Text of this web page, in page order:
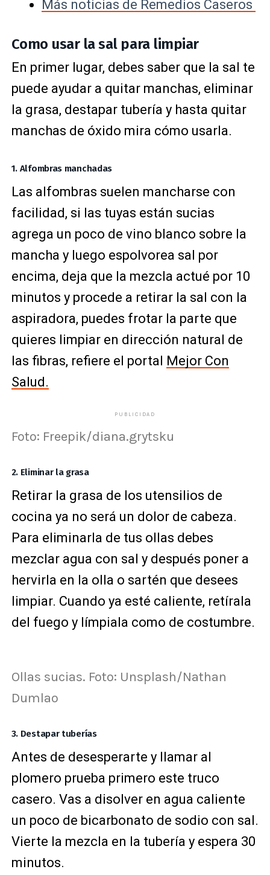
Más noticias de Remedios Caseros
Como usar la sal para limpiar
En primer lugar, debes saber que la sal te
puede ayudar a quitar manchas, eliminar
la grasa, destapar tubería y hasta quitar
manchas de óxido mira cómo usarla.
1. Alfombras manchadas
Las alfombras suelen mancharse con
facilidad, si las tuyas están sucias
agrega un poco de vino blanco sobre la
mancha y luego espolvorea sal por
encima, deja que la mezcla actué por 10
minutos y procede a retirar la sal con la
aspiradora, puedes frotar la parte que
quieres limpiar en dirección natural de
las fibras, refiere el portal Mejor Con
Salud.
PUBLICIDAD
Foto: Freepik/diana.grytsku
2. Eliminar la grasa
Retirar la grasa de los utensilios de
cocina ya no será un dolor de cabeza.
Para eliminarla de tus ollas debes
mezclar agua con sal y después poner a
hervirla en la olla o sartén que desees
limpiar. Cuando ya esté caliente, retírala
del fuego y límpiala como de costumbre.
Ollas sucias. Foto: Unsplash/Nathan
Dumlao
3. Destapar tuberías
Antes de desesperarte y llamar al
plomero prueba primero este truco
casero. Vas a disolver en agua caliente
un poco de bicarbonato de sodio con sal.
Vierte la mezcla en la tubería y espera 30
minutos.